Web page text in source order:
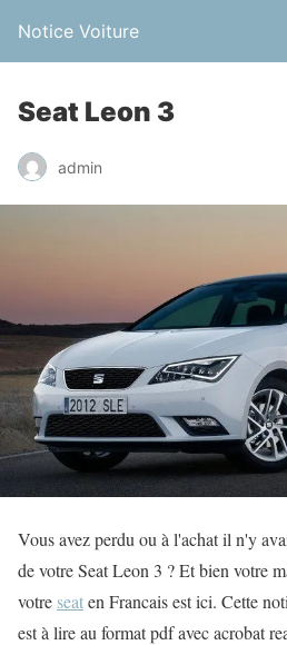
Notice Voiture
Seat Leon 3
admin
Vous avez perdu ou à l'achat il n'y
de votre Seat Leon 3 ? Et bien votre
votre seaten Francais est ici. Cette
est à lire au format pdf avec acrobat